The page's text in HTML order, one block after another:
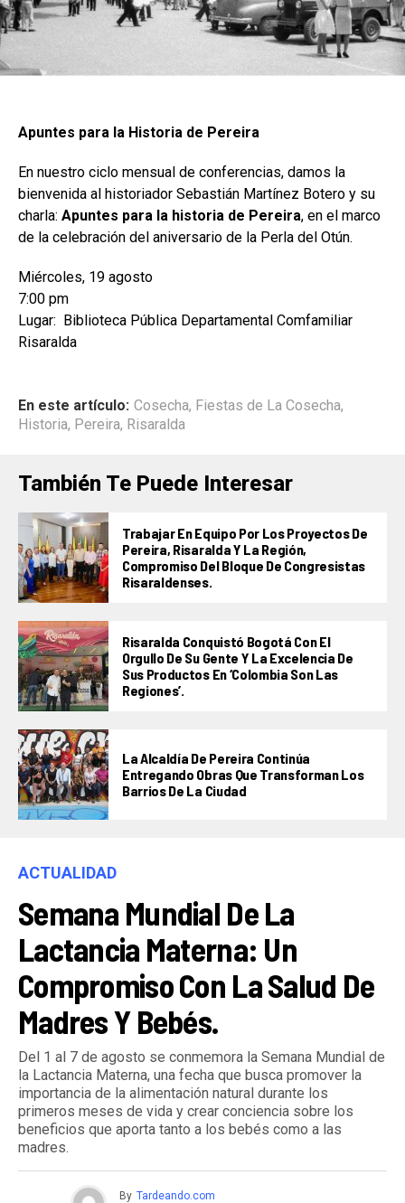
Apuntes para la Historia de Pereira
En nuestro ciclo mensual de conferencias, damos la
bienvenida al historiador Sebastián Martínez Botero y su
charla: Apuntes para la historia de Pereira, en el marco
de la celebración del aniversario de la Perla del Otún.
Miércoles, 19 agosto
7:00 pm
Lugar: Biblioteca Pública Departamental Comfamiliar
Risaralda
En este artículo: Cosecha, Fiestas de La Cosecha,
Historia, Pereira, Risaralda
También Te Puede Interesar
Trabajar En Equipo Por Los Proyectos De
Pereira, Risaralda Y La Región,
Compromiso Del Bloque De Congresistas
Risaraldenses.
Risaralda Conquistó Bogotá Con El
Orgullo De Su Gente Y La Excelencia De
Sus Productos En ‘Colombia Son Las
Regiones’.
La Alcaldía De Pereira Continúa
Entregando Obras Que Transforman Los
Barrios De La Ciudad
ACTUALIDAD
Semana Mundial De La
Lactancia Materna: Un
Compromiso Con La Salud De
Madres Y Bebés.
Del 1 al 7 de agosto se conmemora la Semana Mundial de
la Lactancia Materna, una fecha que busca promover la
importancia de la alimentación natural durante los
primeros meses de vida y crear conciencia sobre los
beneficios que aporta tanto a los bebés como a las
madres.
By Tardeando.com